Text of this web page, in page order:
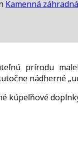
Kamenná
prírodu
nádherné
kúpeľňové